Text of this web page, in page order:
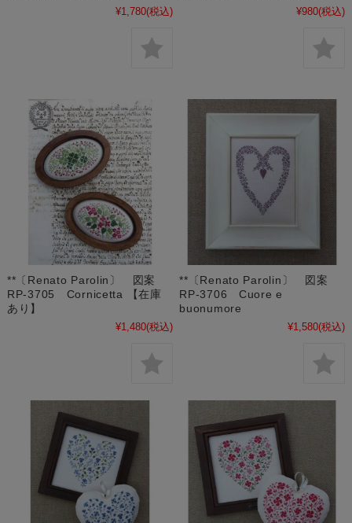
¥1,780(税込) ¥980(税込)
**〔Renato Parolin〕 図案
RP-3705 Cornicetta 【在庫
あり】
¥1,480(税込)
**〔Renato Parolin〕 図案
RP-3706 Cuore e
buonumore
¥1,580(税込)